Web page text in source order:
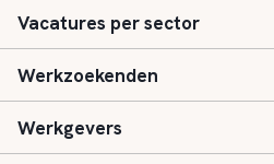
Vacatures per sector
Basisonderwijs
Speciaal (basis) onderwijs
Werkzoekenden
Aanmelden
Werkgevers